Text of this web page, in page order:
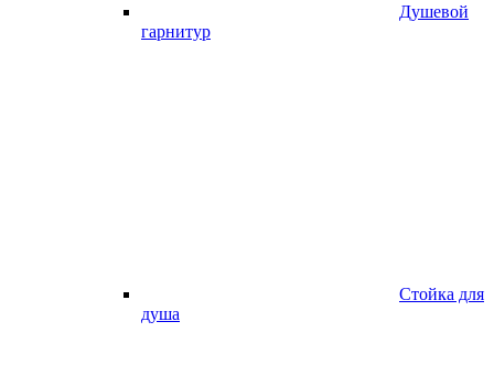
Душевой
гарнитур
Стойка для
душа